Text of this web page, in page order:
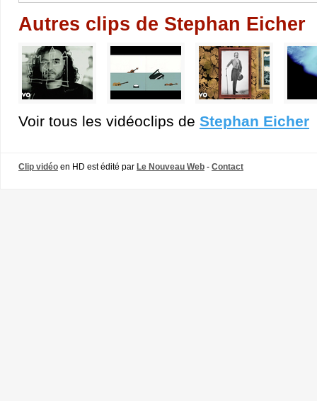
Autres clips de Stephan Eicher
Voir tous les vidéoclips de Stephan Eicher
Clip vidéo en HD est édité par Le Nouveau Web - Contact